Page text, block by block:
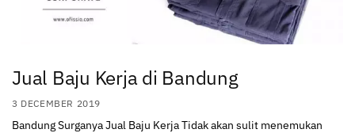
Jual Baju Kerja di Bandung
3 DECEMBER 2019
Bandung Surganya Jual Baju Kerja Tidak akan sulit menemukan